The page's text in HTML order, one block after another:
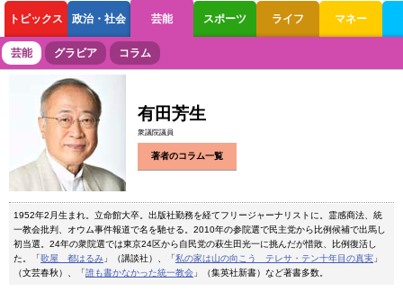
トピックス 政治・社会 芸能 スポーツ ライフ マネー
ボートレース 競輪 オートレース
芸能 グラビア コラム
有田芳生
衆議院議員
著者のコラム一覧
1952年2月生まれ。立命館大卒。出版社勤務を経てフリージャーナリストに。霊感商法、統
一教会批判、オウム事件報道で名を馳せる。2010年の参院選で民主党から比例候補で出馬し
初当選。24年の衆院選では東京24区から自民党の萩生田光一に挑んだが惜敗、比例復活し
た。「歌屋 都はるみ 」（講談社）、「私の家は山の向こう テレサ・テン十年目の真実 」
（文芸春秋）、「誰も書かなかった統一教会 」（集英社新書）など著書多数。